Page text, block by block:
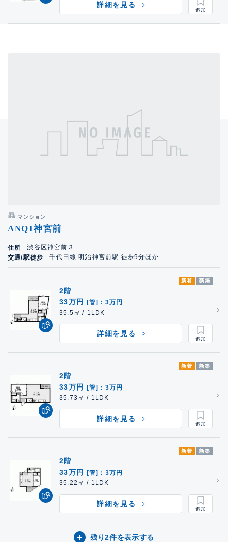
詳細を見る
マンション
ANQI神宮前
住所
渋谷区神宮前３
交通/駅徒歩
千代田線 明治神宮前駅 徒歩9分ほか
新着 新築
2階
33万円
[管]：3万円
35.5㎡ / 1LDK
詳細を見る
新着 新築
2階
33万円
[管]：3万円
35.73㎡ / 1LDK
詳細を見る
新着 新築
2階
33万円
[管]：3万円
35.22㎡ / 1LDK
詳細を見る
残り2件を表示する